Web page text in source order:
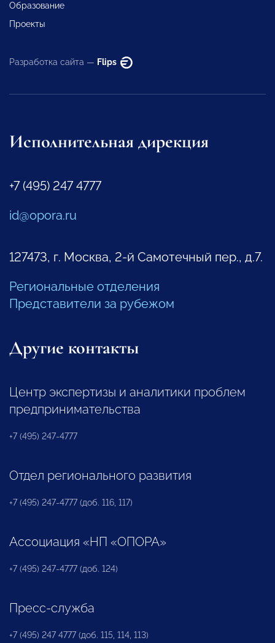
Образование
Проекты
Разработка сайта — Flips
Исполнительная дирекция
+7 (495) 247 4777
id@opora.ru
127473, г. Москва, 2-й Самотечный пер., д.7.
Региональные отделения
Представители за рубежом
Другие контакты
Центр экспертизы и аналитики проблем
предпринимательства
+7 (495) 247-4777
Отдел регионального развития
+7 (495) 247-4777 (доб. 116, 117)
Ассоциация «НП «ОПОРА»
+7 (495) 247-4777 (доб. 124)
Пресс-служба
+7 (495) 247 4777 (доб. 115, 114, 113)